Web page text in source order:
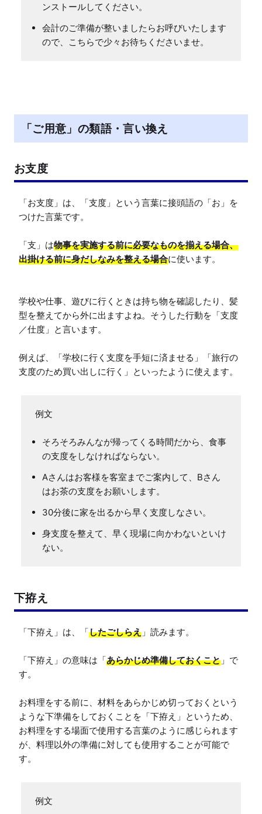
ンストールしてください。
会計のご準備が整いましたらお呼びいたします
ので、こちらで少々お待ちくださいませ。
「ご用意」の類語・言い換え
お支度
「お支度」は、「支度」という言葉に接頭語の「お」を
つけた言葉です。
「支」は物事を実施する前に必要なものを揃える場合、
出掛ける前に身だしなみを整える場合に使います。
学校や仕事、遊びに行くときは持ち物を確認したり、髪
型を整えてから外に出ますよね。そうした行動を「支度
／仕度」と言います。
例えば、「学校に行く支度を手短に済ませる」「旅行の
支度のため買い出しに行く」といったように使えます。
そろそろみんなが帰ってくる時間だから、食事
の支度をしなければならない。
Aさんはお客様を客室までご案内して、Bさん
はお茶の支度をお願いします。
30分後に家を出るから早く支度しなさい。
身支度を整えて、早く現場に向かわないといけ
ない。
下拵え
「下拵え」は、「したごしらえ 」読みます。
「下拵え」の意味は「あらかじめ準備しておくこと 」で
す。
お料理をする前に、材料をあらかじめ切っておくという
ような下準備をしておくことを「下拵え」というため、
お料理をする場面で使用する言葉のように感じられます
が、料理以外の準備に対しても使用することが可能で
す。